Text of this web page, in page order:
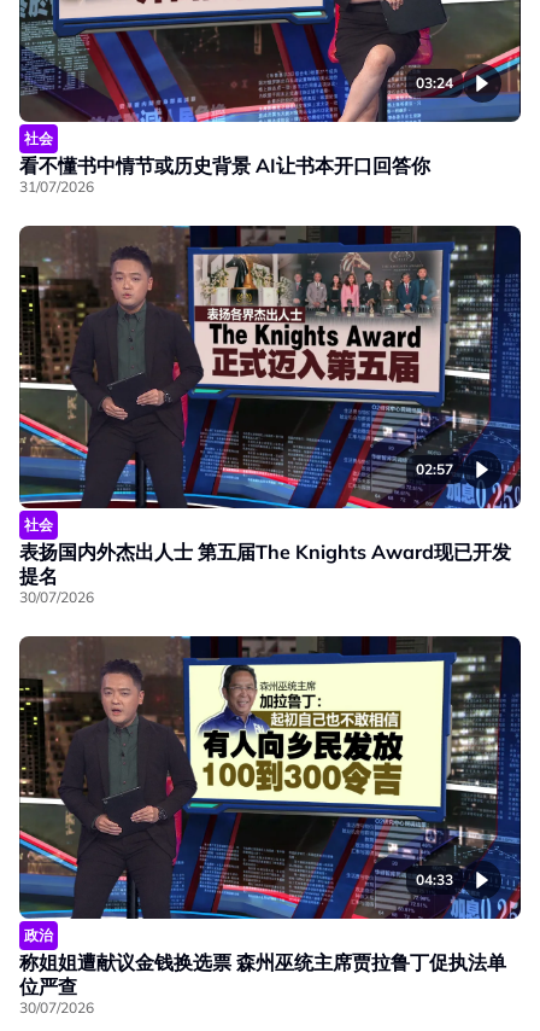
03:24
社会
看不懂书中情节或历史背景 AI让书本开口回答你
31/07/2026
02:57
社会
表扬国内外杰出人士 第五届The Knights Award现已开发
提名
30/07/2026
04:33
政治
称姐姐遭献议金钱换选票 森州巫统主席贾拉鲁丁促执法单
位严查
30/07/2026